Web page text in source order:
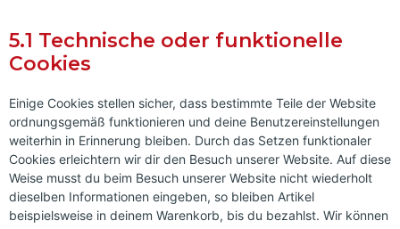
5.1 Technische oder funktionelle
Cookies
Einige Cookies stellen sicher, dass bestimmte Teile der Website
ordnungsgemäß funktionieren und deine Benutzereinstellungen
weiterhin in Erinnerung bleiben. Durch das Setzen funktionaler
Cookies erleichtern wir dir den Besuch unserer Website. Auf diese
Weise musst du beim Besuch unserer Website nicht wiederholt
dieselben Informationen eingeben, so bleiben Artikel
beispielsweise in deinem Warenkorb, bis du bezahlst. Wir können